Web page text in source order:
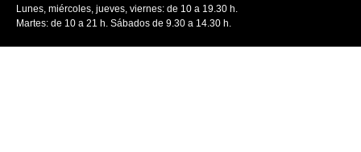
Lunes, miércoles, jueves, viernes: de 10 a 19.30 h.
Martes: de 10 a 21 h. Sábados de 9.30 a 14.30 h.